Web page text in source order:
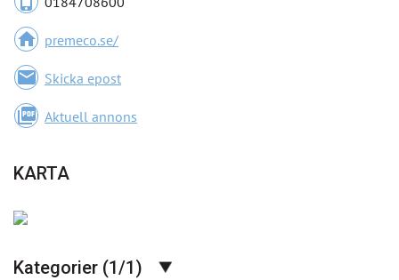
home premeco.se/
email Skicka epost
picture_as_pdf Aktuell annons
KARTA
Kategorier (1/1)